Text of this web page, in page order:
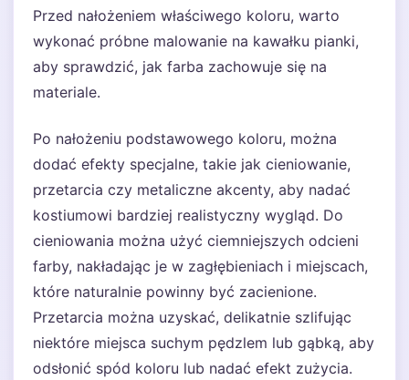
Przed nałożeniem właściwego koloru, warto
wykonać próbne malowanie na kawałku pianki,
aby sprawdzić, jak farba zachowuje się na
materiale.
Po nałożeniu podstawowego koloru, można
dodać efekty specjalne, takie jak cieniowanie,
przetarcia czy metaliczne akcenty, aby nadać
kostiumowi bardziej realistyczny wygląd. Do
cieniowania można użyć ciemniejszych odcieni
farby, nakładając je w zagłębieniach i miejscach,
które naturalnie powinny być zacienione.
Przetarcia można uzyskać, delikatnie szlifując
niektóre miejsca suchym pędzlem lub gąbką, aby
odsłonić spód koloru lub nadać efekt zużycia.